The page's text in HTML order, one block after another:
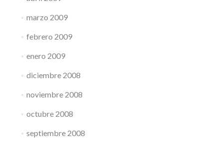
marzo 2009
febrero 2009
enero 2009
diciembre 2008
noviembre 2008
octubre 2008
septiembre 2008